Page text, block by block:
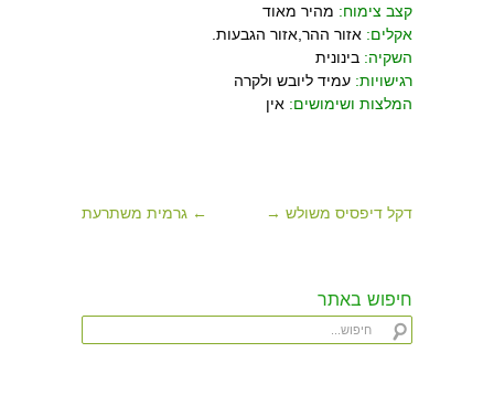
קצב צימוח: מהיר מאוד
אקלים: אזור ההר,אזור הגבעות.
השקיה: בינונית
רגישויות: עמיד ליובש ולקרה
המלצות ושימושים: אין
← גרמית משתרעת דקל דיפסיס משולש →
חיפוש באתר